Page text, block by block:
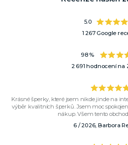
5.0
1 267 Google
98 %
2 691 hodnocení na
Krásné šperky, které jsem nikde jinde na
výběr kvalitních šperků. Jsem moc
nákup. Všem tento
6 / 2026, Barbora